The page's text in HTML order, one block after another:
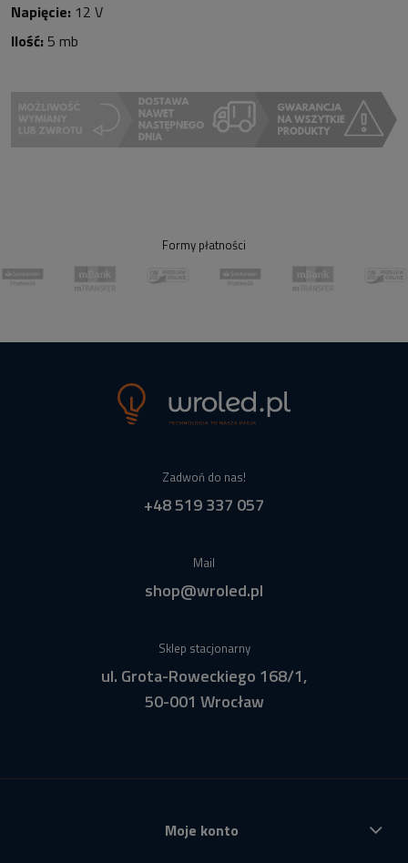
Napięcie: 12 V
Ilość: 5 mb
Formy płatności
Zadwoń do nas!
+48 519 337 057
Mail
shop@wroled.pl
Sklep stacjonarny
ul. Grota-Roweckiego 168/1,
50-001 Wrocław
Moje konto